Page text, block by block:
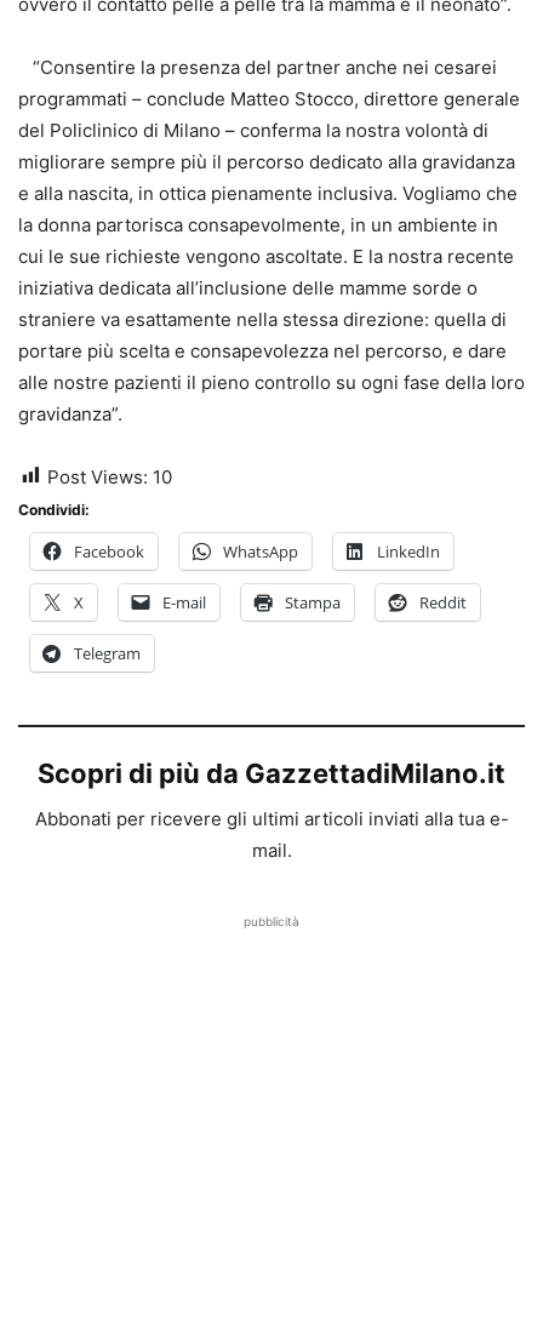
“Consentire la presenza del partner anche nei cesarei
programmati – conclude Matteo Stocco, direttore generale
del Policlinico di Milano – conferma la nostra volontà di
migliorare sempre più il percorso dedicato alla gravidanza
e alla nascita, in ottica pienamente inclusiva. Vogliamo che
la donna partorisca consapevolmente, in un ambiente in
cui le sue richieste vengono ascoltate. E la nostra recente
iniziativa dedicata all’inclusione delle mamme sorde o
straniere va esattamente nella stessa direzione: quella di
portare più scelta e consapevolezza nel percorso, e dare
alle nostre pazienti il pieno controllo su ogni fase della loro
gravidanza”.
Post Views: 10
Condividi:
Facebook WhatsApp LinkedIn
X E-mail Stampa Reddit
Telegram
Scopri di più da GazzettadiMilano.it
Abbonati per ricevere gli ultimi articoli inviati alla tua e-
mail.
pubblicità